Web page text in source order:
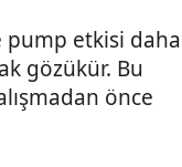
etkisi daha
gözükür. Bu
önce